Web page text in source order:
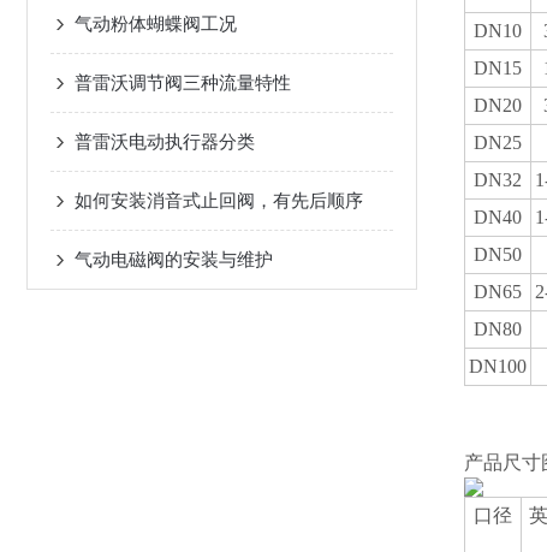
气动粉体蝴蝶阀工况
普雷沃调节阀三种流量特性
普雷沃电动执行器分类
如何安装消音式止回阀，有先后顺序
气动电磁阀的安装与维护
DN10
DN15
DN20
DN25
DN32
DN40
DN50
DN65
DN80
DN100
产品尺寸
口径